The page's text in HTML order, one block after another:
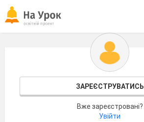
ЗАРЕЄСТРУВАТИСЬ
Вже зареєстровані?
Увійти